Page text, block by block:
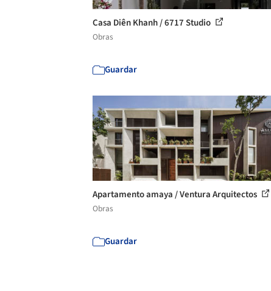
Casa Diên Khanh / 6717 Studio
Obras
Guardar
Apartamento amaya / Ventura Arquitectos
Obras
Guardar